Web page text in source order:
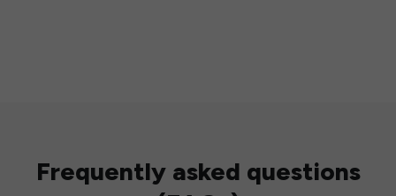
Frequently asked questions